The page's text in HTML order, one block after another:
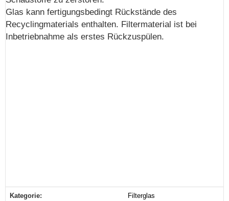
Glas kann fertigungsbedingt Rückstände des
Recyclingmaterials enthalten. Filtermaterial ist bei
Inbetriebnahme als erstes Rückzuspülen.
Produkteigenschaft
Wert
Kategorie: Filterglas